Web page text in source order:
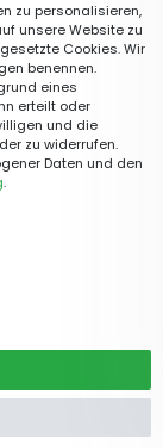
zu personalisieren,
unsere Website zu
Cookies. Wir
benennen.
eines
erteilt oder
und die
zu widerrufen.
Daten und den
.